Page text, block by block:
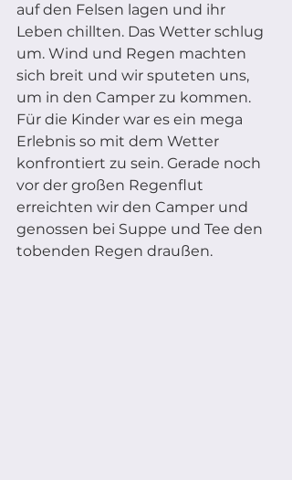
auf den Felsen lagen und ihr
Leben chillten. Das Wetter schlug
um. Wind und Regen machten
sich breit und wir sputeten uns,
um in den Camper zu kommen.
Für die Kinder war es ein mega
Erlebnis so mit dem Wetter
konfrontiert zu sein. Gerade noch
vor der großen Regenflut
erreichten wir den Camper und
genossen bei Suppe und Tee den
tobenden Regen draußen.